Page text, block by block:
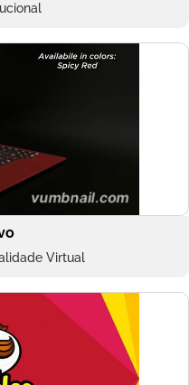
Virtual